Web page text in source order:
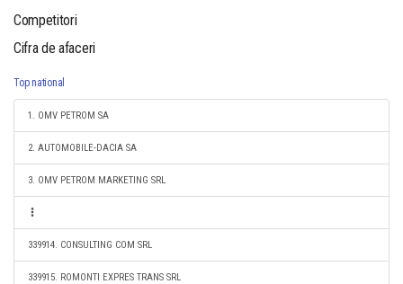
Competitori
Cifra de afaceri
Top national
1. OMV PETROM SA
2. AUTOMOBILE-DACIA SA
3. OMV PETROM MARKETING SRL
339914. CONSULTING COM SRL
339915. ROMONTI EXPRES TRANS SRL